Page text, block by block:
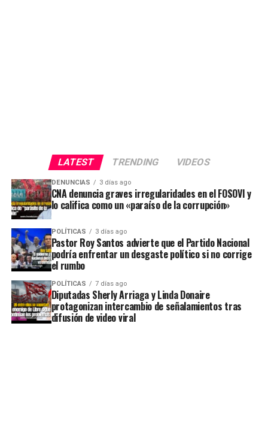
LATEST TRENDING VIDEOS
DENUNCIAS 3 días ago
CNA denuncia graves irregularidades en el FOSOVI y
lo califica como un «paraíso de la corrupción»
POLÍTICAS 3 días ago
Pastor Roy Santos advierte que el Partido Nacional
podría enfrentar un desgaste político si no corrige
el rumbo
POLÍTICAS 7 días ago
Diputadas Sherly Arriaga y Linda Donaire
protagonizan intercambio de señalamientos tras
difusión de video viral